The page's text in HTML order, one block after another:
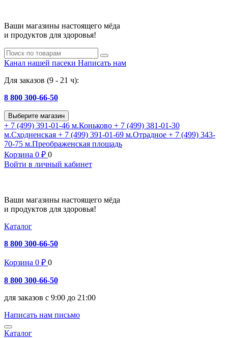
Ваши магазины настоящего мёда
и продуктов для здоровья!
Канал нашей пасеки Написать нам
Для заказов (9 - 21 ч):
8 800 300-66-50
Выберите магазин
+ 7 (499) 391-01-46 м.Коньково + 7 (499) 381-01-30
м.Сходненская + 7 (499) 391-01-69 м.Отрадное + 7 (499) 343-
70-75 м.Преображенская площадь
Корзина 0 ₽ 0
Войти в личный кабинет
Ваши магазины настоящего мёда
и продуктов для здоровья!
Каталог
8 800 300-66-50
Корзина 0 ₽ 0
8 800 300-66-50
для заказов с 9:00 до 21:00
Написать нам письмо
Каталог